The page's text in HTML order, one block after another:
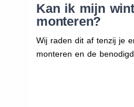
Kan ik mijn
monteren?
Wij raden dit af tenzij je
monteren en de